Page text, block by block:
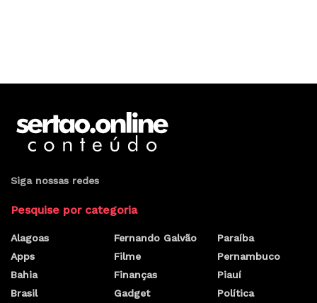
Siga nossas redes
Pesquise por categoria
Alagoas
Apps
Bahia
Brasil
Fernando Galvão
Filme
Finanças
Gadget
Paraíba
Pernambuco
Piauí
Política